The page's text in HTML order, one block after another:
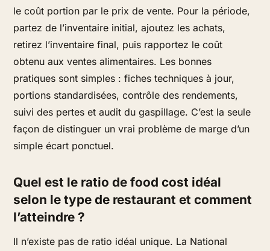
le coût portion par le prix de vente. Pour la période,
partez de l’inventaire initial, ajoutez les achats,
retirez l’inventaire final, puis rapportez le coût
obtenu aux ventes alimentaires. Les bonnes
pratiques sont simples : fiches techniques à jour,
portions standardisées, contrôle des rendements,
suivi des pertes et audit du gaspillage. C’est la seule
façon de distinguer un vrai problème de marge d’un
simple écart ponctuel.
Quel est le ratio de food cost idéal
selon le type de restaurant et comment
l’atteindre ?
Il n’existe pas de ratio idéal unique. La National